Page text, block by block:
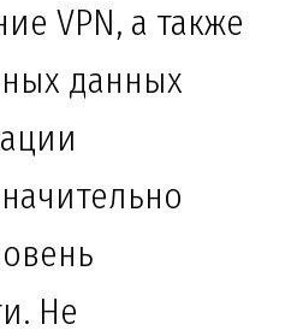
VPN, а также
данных
Не